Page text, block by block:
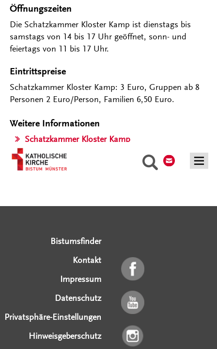
Suche
Öffnungszeiten
Die Schatzkammer Kloster Kamp ist dienstags bis
samstags von 14 bis 17 Uhr geöffnet, sonn- und
feiertags von 11 bis 17 Uhr.
Eintrittspreise
Schatzkammer Kloster Kamp: 3 Euro, Gruppen ab 8
Personen 2 Euro/Person, Familien 6,50 Euro.
Weitere Informationen
Schatzkammer Kloster Kamp
Bistumsfinder
Kontakt
Impressum
Datenschutz
Privatsphäre-Einstellungen
Hinweisgeberschutz